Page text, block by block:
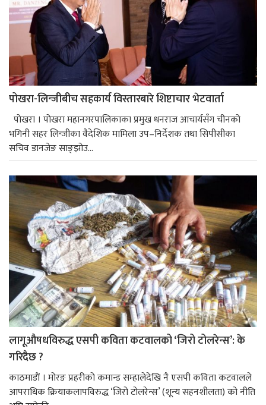
पोखरा-लिन्जीबीच सहकार्य विस्तारबारे शिष्टाचार भेटवार्ता
पोखरा । पोखरा महानगरपालिकाका प्रमुख धनराज आचार्यसँग चीनको
भगिनी सहर लिन्जीका वैदेशिक मामिला उप–निर्देशक तथा सिपीसीका
सचिव डानजेङ साङ्झोउ...
लागूऔषधविरुद्ध एसपी कविता कटवालको ‘जिरो टोलरेन्स’: के
गरिदैछ ?
काठमाडाैं । मोरङ प्रहरीको कमान्ड सम्हालेदेखि नै एसपी कविता कटवालले
आपराधिक क्रियाकलापविरुद्ध ‘जिरो टोलरेन्स’ (शून्य सहनशीलता) को नीति